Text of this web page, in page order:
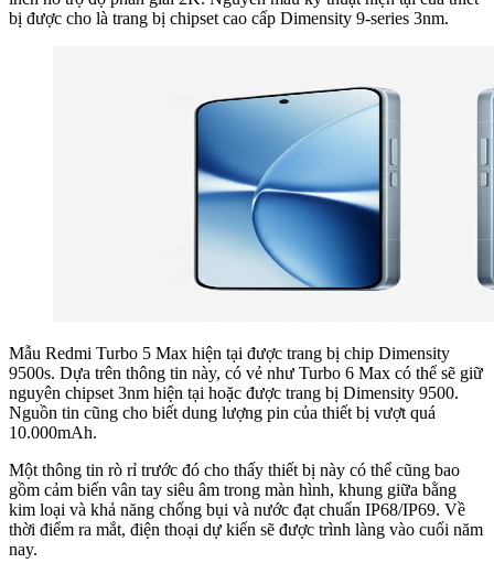
bị được cho là trang bị chipset cao cấp Dimensity 9-series 3nm.
Mẫu Redmi Turbo 5 Max hiện tại được trang bị chip Dimensity
9500s. Dựa trên thông tin này, có vẻ như Turbo 6 Max có thể sẽ giữ
nguyên chipset 3nm hiện tại hoặc được trang bị Dimensity 9500.
Nguồn tin cũng cho biết dung lượng pin của thiết bị vượt quá
10.000mAh.
Một thông tin rò rỉ trước đó cho thấy thiết bị này có thể cũng bao
gồm cảm biến vân tay siêu âm trong màn hình, khung giữa bằng
kim loại và khả năng chống bụi và nước đạt chuẩn IP68/IP69. Về
thời điểm ra mắt, điện thoại dự kiến ​​sẽ được trình làng vào cuối năm
nay.